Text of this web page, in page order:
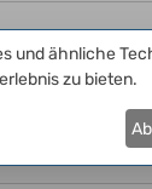
und ähnliche
zu bieten.